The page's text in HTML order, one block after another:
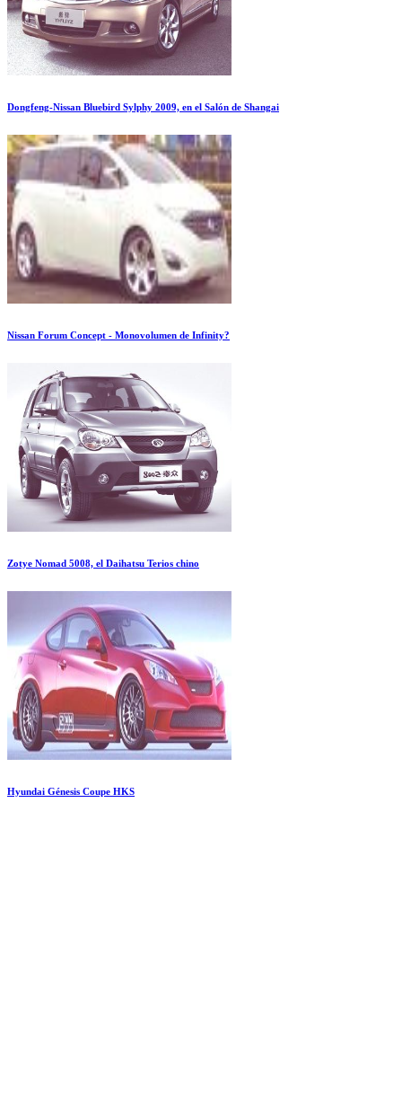
Dongfeng-Nissan Bluebird Sylphy 2009, en el Salón de Shangai
Nissan Forum Concept - Monovolumen de Infinity?
Zotye Nomad 5008, el Daihatsu Terios chino
Hyundai Génesis Coupe HKS